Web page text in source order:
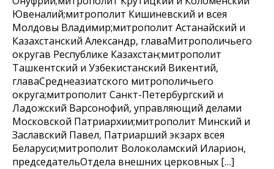
Ювеналий;митрополит Кишиневский и всея
Молдовы Владимир;митрополит Астанайский и
Казахстанский Александр, главаМитрополичьего
округав Республике Казахстан;митрополит
Ташкентский и Узбекистанский Викентий,
главаСреднеазиатского митрополичьего
округа;митрополит Санкт-Петербургский и
Ладожский Варсонофий, управляющий делами
Московской Патриархии;митрополит Минский и
Заславский Павел, Патриарший экзарх всея
Беларуси;митрополит Волоколамский Иларион,
председательОтдела внешних церковных […]